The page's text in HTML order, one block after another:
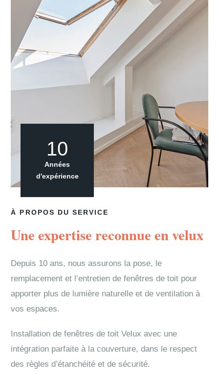
À PROPOS DU SERVICE
Une expertise reconnue en velux
Depuis 10 ans, nous assurons la pose, le
remplacement et l’entretien de fenêtres de toit pour
apporter plus de lumière naturelle et de ventilation à
vos espaces.
Installation de fenêtres de toit Velux avec une
intégration parfaite à la couverture, dans le respect
des règles d’étanchéité et de sécurité.
10
Années
d'expérience